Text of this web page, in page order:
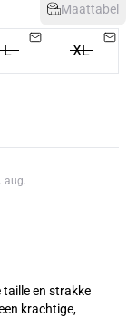
Maattabel
L XL
taille en strakke
krachtige,